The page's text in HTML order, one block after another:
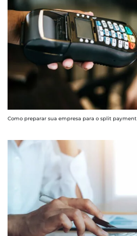
Como preparar sua empresa para o split payment